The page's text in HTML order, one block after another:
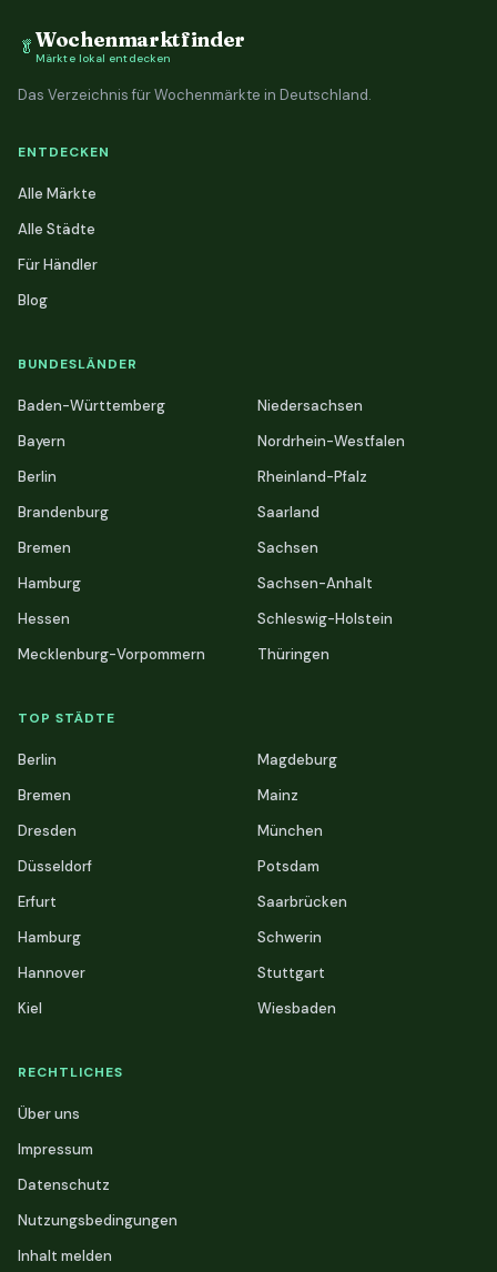
🥬Wochenmarktfinder
Märkte lokal entdecken
Das Verzeichnis für Wochenmärkte in Deutschland.
ENTDECKEN
Alle Märkte
Alle Städte
Für Händler
Blog
BUNDESLÄNDER
Baden-Württemberg
Bayern
Berlin
Brandenburg
Bremen
Hamburg
Hessen
Mecklenburg-Vorpommern
Niedersachsen
Nordrhein-Westfalen
Rheinland-Pfalz
Saarland
Sachsen
Sachsen-Anhalt
Schleswig-Holstein
Thüringen
TOP STÄDTE
Berlin
Bremen
Dresden
Düsseldorf
Erfurt
Hamburg
Hannover
Kiel
Magdeburg
Mainz
München
Potsdam
Saarbrücken
Schwerin
Stuttgart
Wiesbaden
RECHTLICHES
Über uns
Impressum
Datenschutz
Nutzungsbedingungen
Inhalt melden